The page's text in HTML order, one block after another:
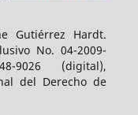
Gutiérrez Hardt.
No. 04-2009-
9026 (digital),
del Derecho de